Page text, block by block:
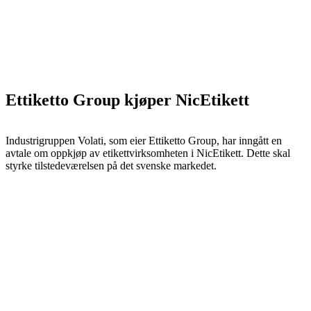
Ettiketto Group kjøper NicEtikett
Industrigruppen Volati, som eier Ettiketto Group, har inngått en
avtale om oppkjøp av etikettvirksomheten i NicEtikett. Dette skal
styrke tilstedeværelsen på det svenske markedet.